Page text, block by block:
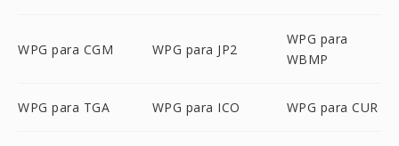
WPG para CGM WPG para JP2
WPG para
WBMP
WPG para TGA WPG para ICO WPG para CUR